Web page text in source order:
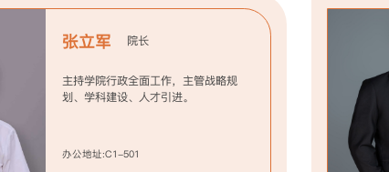
张立军 院长
主持学院行政全面工作，主管战略规
划、学科建设、人才引进。
办公地址:C1-501